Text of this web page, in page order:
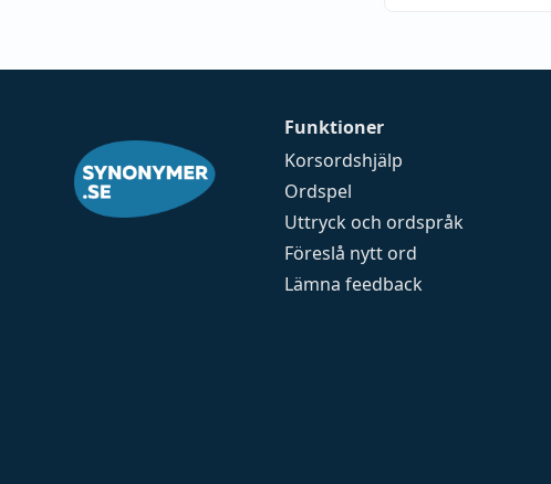
Funktioner
Korsordshjälp
Ordspel
Uttryck och ordspråk
Föreslå nytt ord
Lämna feedback